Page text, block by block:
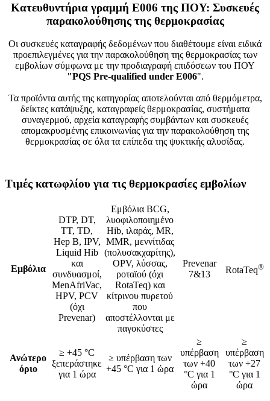
Κατευθυντήρια γραμμή E006 της ΠΟΥ: Συσκευές
παρακολούθησης της θερμοκρασίας
Οι συσκευές καταγραφής δεδομένων που διαθέτουμε είναι ειδικά
προεπιλεγμένες για την παρακολούθηση της θερμοκρασίας των
εμβολίων σύμφωνα με την προδιαγραφή επιδόσεων του ΠΟΥ
"PQS Pre-qualified under E006".
Τα προϊόντα αυτής της κατηγορίας αποτελούνται από θερμόμετρα,
δείκτες κατάψυξης, καταγραφείς θερμοκρασίας, συστήματα
συναγερμού, αρχεία καταγραφής συμβάντων και συσκευές
απομακρυσμένης επικοινωνίας για την παρακολούθηση της
θερμοκρασίας σε όλα τα επίπεδα της ψυκτικής αλυσίδας.
Τιμές κατωφλίου για τις θερμοκρασίες εμβολίων
Εμβόλια
DTP, DT,
TT, TD,
Hep B, IPV,
Liquid Hib
και
συνδυασμοί,
MenAfriVac,
HPV, PCV
(όχι
Prevenar)
Εμβόλια BCG,
λυοφιλοποιημένο
Hib, ιλαράς, MR,
MMR, μεννίτιδας
(πολυσακχαρίτης),
OPV, λύσσας,
ροταϊού (όχι
RotaTeq) και
κίτρινου πυρετού
που
αποστέλλονται με
παγοκύστες
Prevenar
7&13
RotaTeq®
Ανώτερο
όριο
≥ +45 °C
ξεπεράστηκε
για 1 ώρα
≥ υπέρβαση των
+45 °C για 1 ώρα
≥
υπέρβαση
των +40
°C για 1
ώρα
≥
υπέρβαση
των +27
°C για 1
ώρα